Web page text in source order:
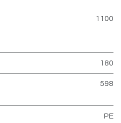
1100
180
598
PE